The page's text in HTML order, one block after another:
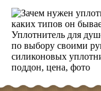
Уплотнитель для
по выбору своими
силиконовых
поддон, цена, фото